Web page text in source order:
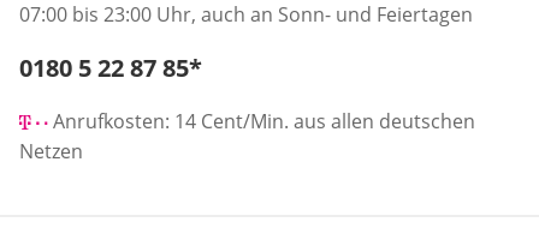
07:00 bis 23:00 Uhr, auch an Sonn- und Feiertagen
Telefonnummer:
0180 5 22 87 85*
Anrufkosten: 14 Cent/Min. aus allen deutschen
Netzen